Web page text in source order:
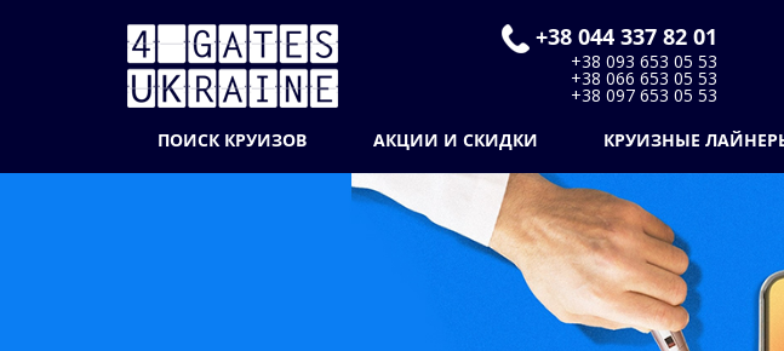
+38 044 337 82 01
+38 093 653 05 53
+38 066 653 05 53
+38 097 653 05 53
ПОИСК КРУИЗОВ АКЦИИ И СКИДКИ КРУИЗНЫЕ